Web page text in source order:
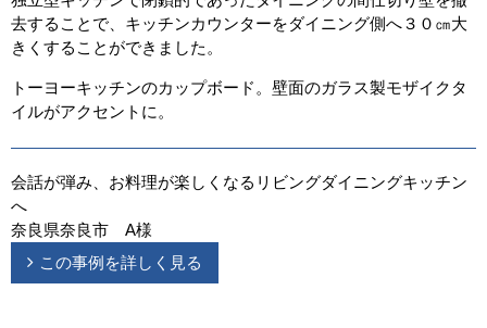
去することで、キッチンカウンターをダイニング側へ３０㎝大
きくすることができました。
トーヨーキッチンのカップボード。壁面のガラス製モザイクタ
イルがアクセントに。
会話が弾み、お料理が楽しくなるリビングダイニングキッチン
へ
奈良県奈良市 A様
この事例を詳しく見る